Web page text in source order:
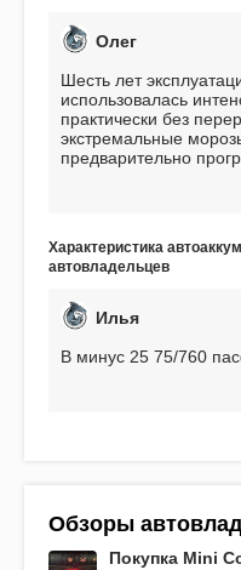
Олег
Шесть лет
использовалась
практически без
экстремальные
предварительно
использования не
EFB 75. Судя по
превосходит
Характеристика
автовладельцев
Илья
В минус 25 75/760
Обзоры
Покупка Mini